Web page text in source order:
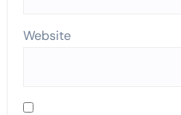
Website